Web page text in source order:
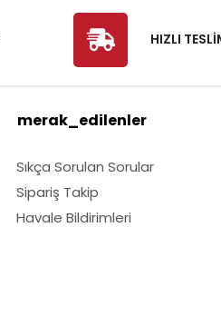
HIZLI
merak_edilenler
Sıkça Sorulan Sorular
Sipariş Takip
Havale Bildirimleri